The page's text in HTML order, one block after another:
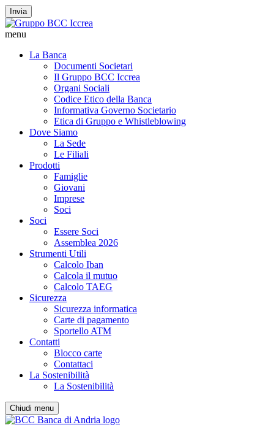
Invia
menu
La Banca
Documenti Societari
Il Gruppo BCC Iccrea
Organi Sociali
Codice Etico della Banca
Informativa Governo Societario
Etica di Gruppo e Whistleblowing
Dove Siamo
La Sede
Le Filiali
Prodotti
Famiglie
Giovani
Imprese
Soci
Soci
Essere Soci
Assemblea 2026
Strumenti Utili
Calcolo Iban
Calcola il mutuo
Calcolo TAEG
Sicurezza
Sicurezza informatica
Carte di pagamento
Sportello ATM
Contatti
Blocco carte
Contattaci
La Sostenibilità
La Sostenibilità
Chiudi menu